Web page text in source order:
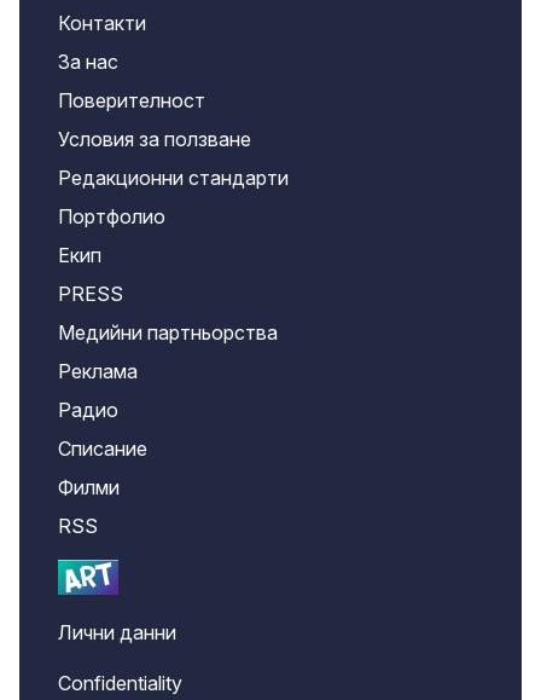
Контакти
За нас
Поверителност
Условия за ползване
Редакционни стандарти
Портфолио
Екип
PRESS
Медийни партньорства
Реклама
Радио
Списание
Филми
RSS
Лични данни
Confidentiality